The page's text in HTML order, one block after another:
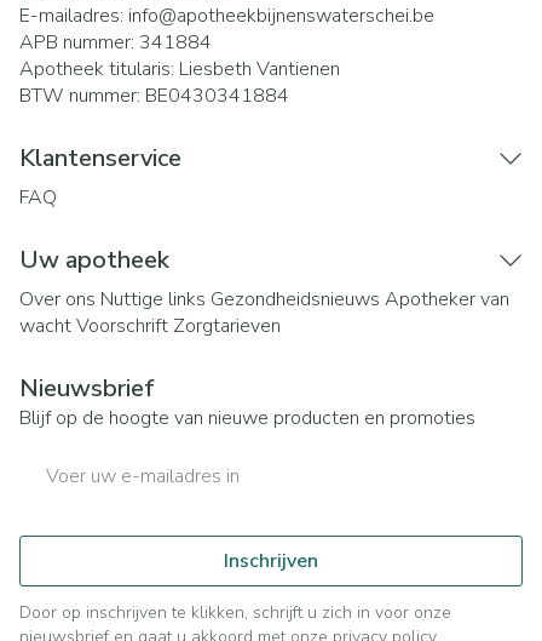
E-mailadres: info@apotheekbijnenswaterschei.be
APB nummer: 341884
Apotheek titularis: Liesbeth Vantienen
BTW nummer: BE0430341884
Klantenservice
FAQ
Uw apotheek
Over ons Nuttige links Gezondheidsnieuws Apotheker van
wachtVoorschrift Zorgtarieven
Nieuwsbrief
Blijf op de hoogte van nieuwe producten en promoties
Inschrijven
Door op inschrijven te klikken, schrijft u zich in voor onze